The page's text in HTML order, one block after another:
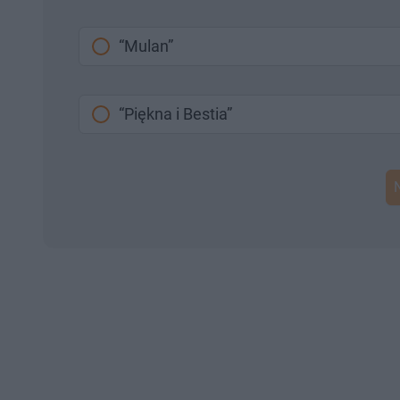
“Mulan”
“Piękna i Bestia”